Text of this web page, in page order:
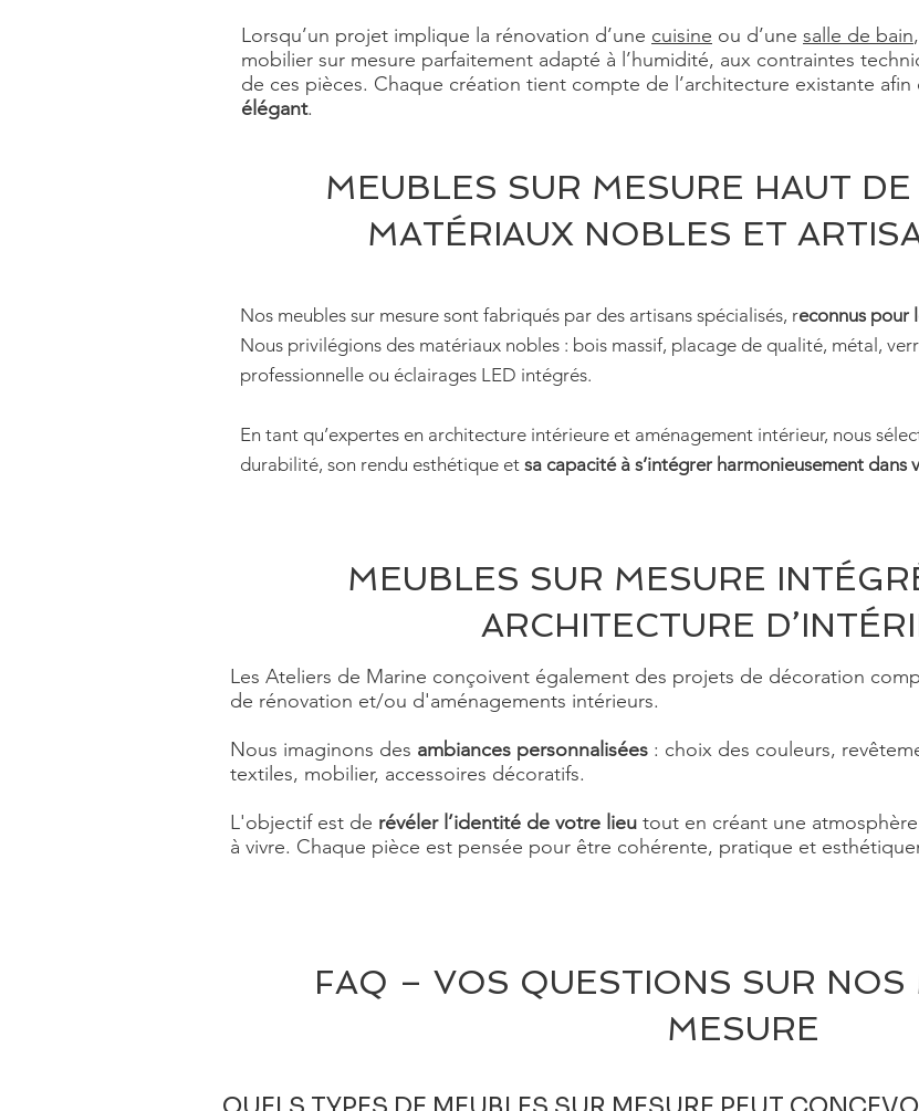
Lorsqu’un projet implique la rénovation d’une cuisine ou d’une salle de bain
mobilier sur mesure parfaitement adapté à l’humidité, aux contraintes
de ces pièces. Chaque création tient compte de l’architecture existante afin
élégant.
MEUBLES SUR MESURE HAUT
MATÉRIAUX NOBLES ET
Nos meubles sur mesure sont fabriqués par des artisans spécialisés, reconnus pour
Nous privilégions des matériaux nobles : bois massif, placage de qualité, métal,
professionnelle ou éclairages LED intégrés.
En tant qu’expertes en architecture intérieure et aménagement intérieur, nous
durabilité, son rendu esthétique et sa capacité à s’intégrer harmonieusement dans
MEUBLES SUR MESURE
ARCHITECTURE
Les Ateliers de Marine conçoivent également des projets de décoration
de rénovation et/ou d'aménagements intérieurs.
Nous imaginons des ambiances personnalisées : choix des couleurs,
textiles, mobilier, accessoires décoratifs.
L'objectif est de révéler l’identité de votre lieu tout en créant une
à vivre. Chaque pièce est pensée pour être cohérente, pratique et
FAQ – VOS QUESTIONS SUR NOS
MESURE